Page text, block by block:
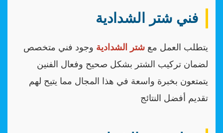
فني شتر الشدادية
يتطلب العمل مع شتر الشدادية وجود فني متخصص
لضمان تركيب الشتر بشكل صحيح وفعال الفنين
يتمتعون بخبرة واسعة في هذا المجال مما يتيح لهم
تقديم أفضل النتائج